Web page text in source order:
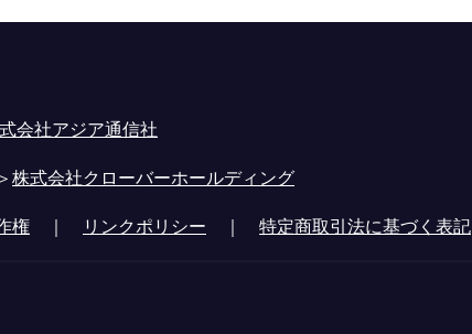
会社アジア通信社
株式会社クローバーホールディング
権 ｜ リンクポリシー ｜ 特定商取引法に基づく表記